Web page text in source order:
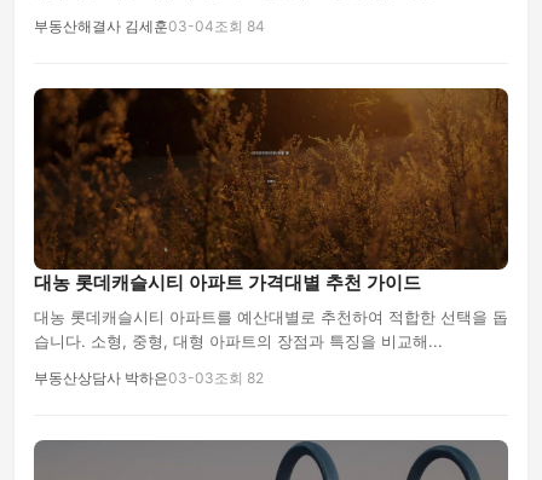
부동산해결사 김세훈03-04조회 84
대농 롯데캐슬시티 아파트 가격대별 추천 가이드
대농 롯데캐슬시티 아파트를 예산대별로 추천하여 적합한 선택을 돕
습니다. 소형, 중형, 대형 아파트의 장점과 특징을 비교해...
부동산상담사 박하은03-03조회 82